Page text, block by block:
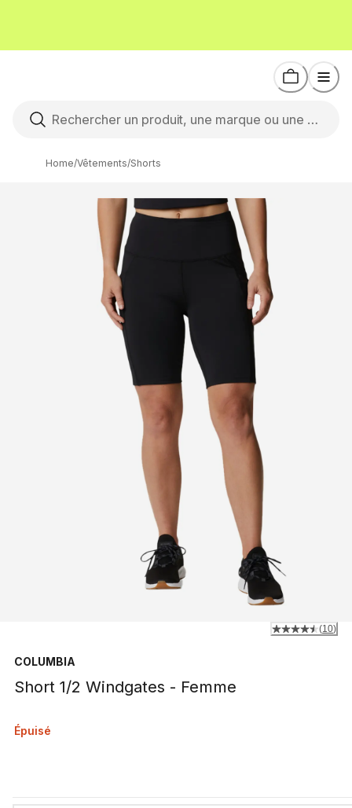
Home/Vêtements/Shorts
COLUMBIA
Short 1/2 Windgates - Femme
(10)
Épuisé